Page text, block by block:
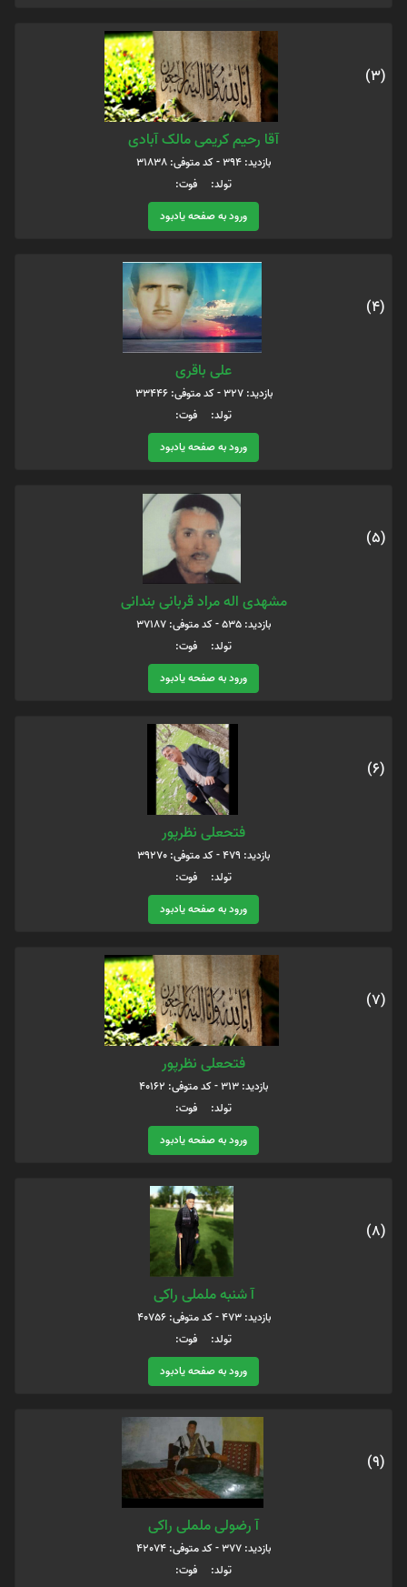
(3)
آقا رحیم کریمی مالک آبادی
بازدید: 394 - کد متوفی: 31838
تولد: فوت:
ورود به صفحه یادبود
(4)
علی باقری
بازدید: 327 - کد متوفی: 33446
تولد: فوت:
ورود به صفحه یادبود
(5)
مشهدی اله مراد قربانی بندانی
بازدید: 535 - کد متوفی: 37187
تولد: فوت:
ورود به صفحه یادبود
(6)
فتحعلی نظرپور
بازدید: 479 - کد متوفی: 39270
تولد: فوت:
ورود به صفحه یادبود
(7)
فتحعلی نظرپور
بازدید: 313 - کد متوفی: 40162
تولد: فوت:
ورود به صفحه یادبود
(8)
آ شنبه ململی راکی
بازدید: 473 - کد متوفی: 40756
تولد: فوت:
ورود به صفحه یادبود
(9)
آ رضولی ململی راکی
بازدید: 377 - کد متوفی: 42074
تولد: فوت: